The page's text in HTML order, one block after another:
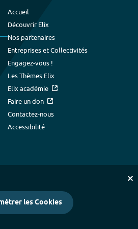
Accueil
Découvrir Elix
Nos partenaires
Entreprises et Collectivités
Engagez-vous !
Les Thèmes Elix
Elix académie
Faire un don
Contactez-nous
Accessibilité
les Cookies